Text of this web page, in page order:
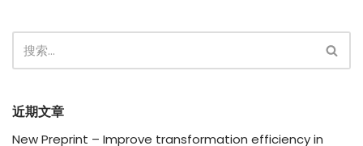
近期文章
New Preprint – Improve transformation efficiency in